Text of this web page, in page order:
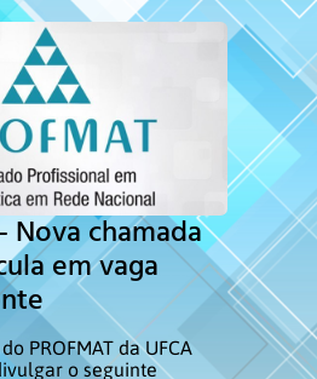
Nova chamada
em vaga
PROFMAT da UFCA
o seguinte